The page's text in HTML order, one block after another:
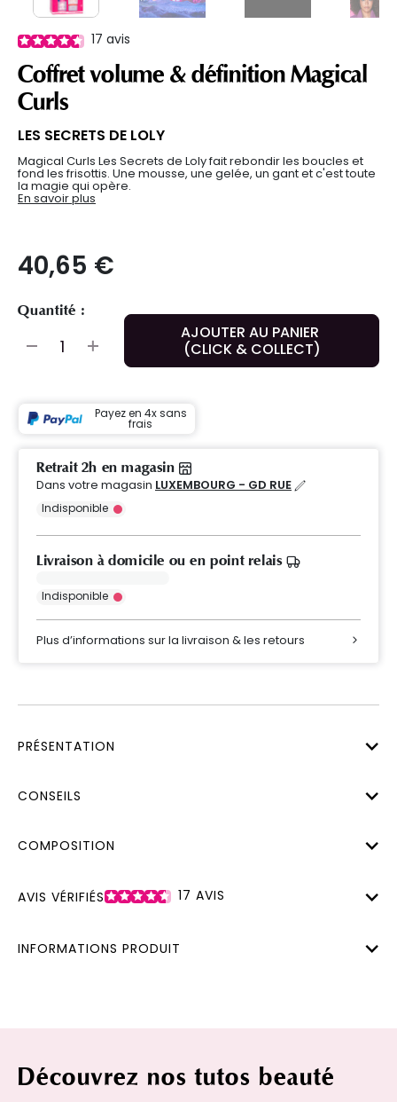
17 avis
Coffret volume & définition Magical
Curls
LES SECRETS DE LOLY
Magical Curls Les Secrets de Loly fait rebondir les boucles et
fond les frisottis. Une mousse, une gelée, un gant et c'est toute
la magie qui opère.
En savoir plus
40,65 €
Quantité :
AJOUTER AU PANIER
(CLICK & COLLECT)
Payez en 4x sans
frais
Retrait 2h en magasin
Dans votre magasin LUXEMBOURG - GD RUE
Indisponible
Livraison à domicile ou en point relais
Indisponible
Plus d’informations sur la livraison & les retours
PRÉSENTATION
CONSEILS
COMPOSITION
AVIS VÉRIFIÉS 17 AVIS
INFORMATIONS PRODUIT
Découvrez nos tutos beauté